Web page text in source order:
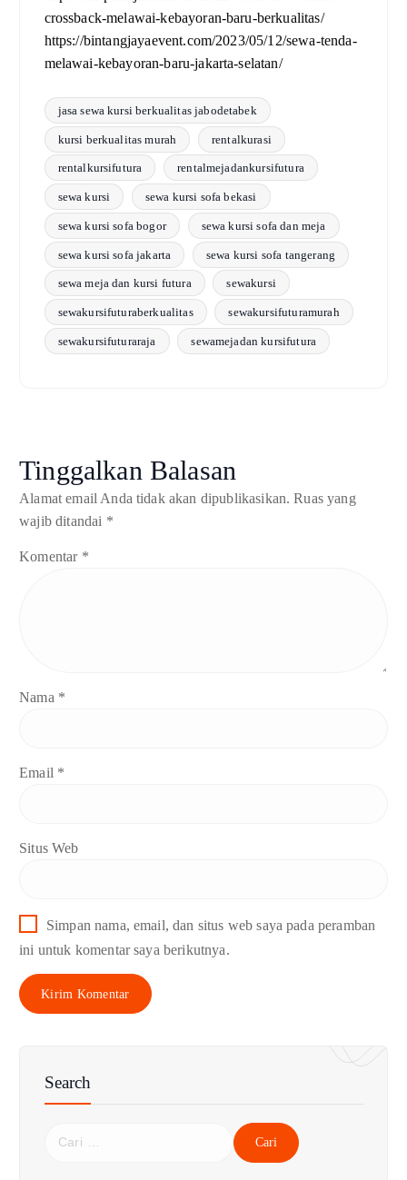
crossback-melawai-kebayoran-baru-berkualitas/
https://bintangjayaevent.com/2023/05/12/sewa-tenda-
melawai-kebayoran-baru-jakarta-selatan/
jasa sewa kursi berkualitas jabodetabek
kursi berkualitas murah rentalkurasi
rentalkursifutura rentalmejadankursifutura
sewa kursi sewa kursi sofa bekasi
sewa kursi sofa bogor sewa kursi sofa dan meja
sewa kursi sofa jakarta sewa kursi sofa tangerang
sewa meja dan kursi futura sewakursi
sewakursifuturaberkualitas sewakursifuturamurah
sewakursifuturaraja sewamejadan kursifutura
Tinggalkan Balasan
Alamat email Anda tidak akan dipublikasikan. Ruas yang
wajib ditandai *
Komentar *
Nama *
Email *
Situs Web
Simpan nama, email, dan situs web saya pada peramban
ini untuk komentar saya berikutnya.
Search